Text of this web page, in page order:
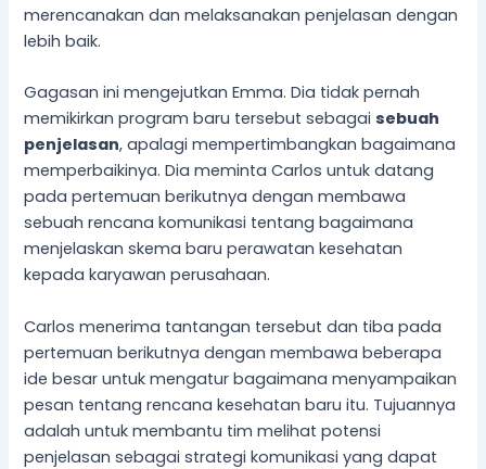
merencanakan dan melaksanakan penjelasan dengan
lebih baik.
Gagasan ini mengejutkan Emma. Dia tidak pernah
memikirkan program baru tersebut sebagaisebuah
penjelasan, apalagi mempertimbangkan bagaimana
memperbaikinya. Dia meminta Carlos untuk datang
pada pertemuan berikutnya dengan membawa
sebuah rencana komunikasi tentang bagaimana
menjelaskan skema baru perawatan kesehatan
kepada karyawan perusahaan.
Carlos menerima tantangan tersebut dan tiba pada
pertemuan berikutnya dengan membawa beberapa
ide besar untuk mengatur bagaimana menyampaikan
pesan tentang rencana kesehatan baru itu. Tujuannya
adalah untuk membantu tim melihat potensi
penjelasan sebagai strategi komunikasi yang dapat